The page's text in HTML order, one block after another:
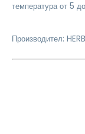
температура от 5
Производител: